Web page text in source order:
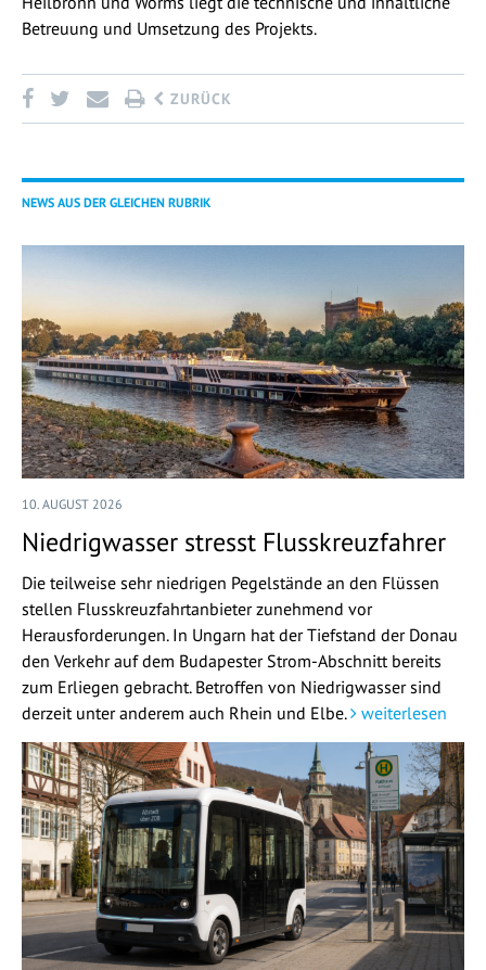
Betreuung und Umsetzung des Projekts.
ZURÜCK
NEWS AUS DER GLEICHEN RUBRIK
10. AUGUST 2026
Niedrigwasser stresst Flusskreuzfahrer
Die teilweise sehr niedrigen Pegelstände an den Flüssen
stellen Flusskreuzfahrtanbieter zunehmend vor
Herausforderungen. In Ungarn hat der Tiefstand der Donau
den Verkehr auf dem Budapester Strom-Abschnitt bereits
zum Erliegen gebracht. Betroffen von Niedrigwasser sind
derzeit unter anderem auch Rhein und Elbe.
weiterlesen